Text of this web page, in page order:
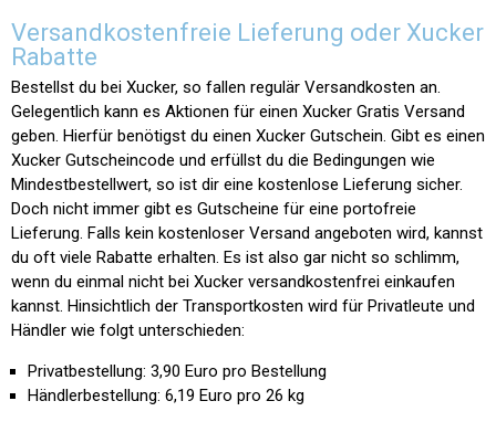
Versandkostenfreie Lieferung oder Xucker
Rabatte
Bestellst du bei Xucker, so fallen regulär Versandkosten an.
Gelegentlich kann es Aktionen für einen Xucker Gratis Versand
geben. Hierfür benötigst du einen Xucker Gutschein. Gibt es einen
Xucker Gutscheincode und erfüllst du die Bedingungen wie
Mindestbestellwert, so ist dir eine kostenlose Lieferung sicher.
Doch nicht immer gibt es Gutscheine für eine portofreie
Lieferung. Falls kein kostenloser Versand angeboten wird, kannst
du oft viele Rabatte erhalten. Es ist also gar nicht so schlimm,
wenn du einmal nicht bei Xucker versandkostenfrei einkaufen
kannst. Hinsichtlich der Transportkosten wird für Privatleute und
Händler wie folgt unterschieden:
Privatbestellung: 3,90 Euro pro Bestellung
Händlerbestellung: 6,19 Euro pro 26 kg